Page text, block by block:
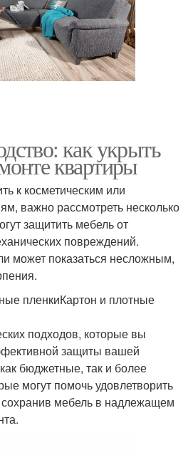
как укрыть
квартиры
к косметическим или
важно рассмотреть несколько
защитить мебель от
повреждений.
может показаться несложным,
пленкиКартон и плотные
подходов, которые вы
защиты вашей
бюджетные, так и более
могут помочь удовлетворить
мебель в надлежащем